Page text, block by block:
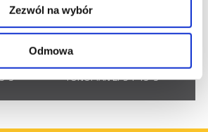
Zezwól na wybór
Odmowa
PARKING EXPERT
TONOPIAN EPS T 50-3
3
TONOPIAN EPS T 43-3